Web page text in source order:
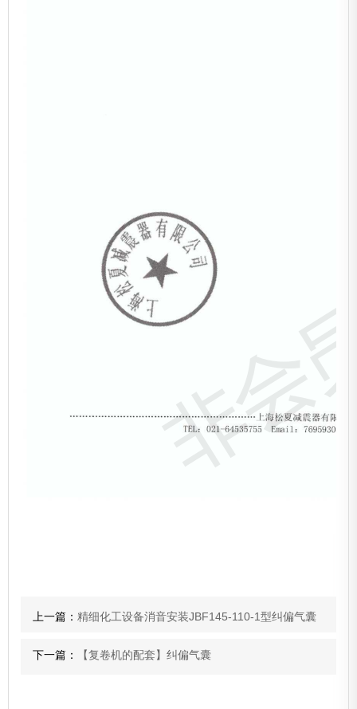
上一篇：精细化工设备消音安装JBF145-110-1型纠偏气囊
下一篇： 【复卷机的配套】纠偏气囊